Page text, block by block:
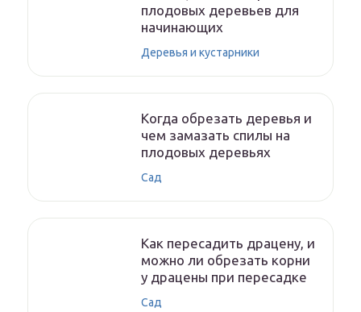
плодовых деревьев для
начинающих
Деревья и кустарники
Когда обрезать деревья и
чем замазать спилы на
плодовых деревьях
Сад
Как пересадить драцену, и
можно ли обрезать корни
у драцены при пересадке
Сад